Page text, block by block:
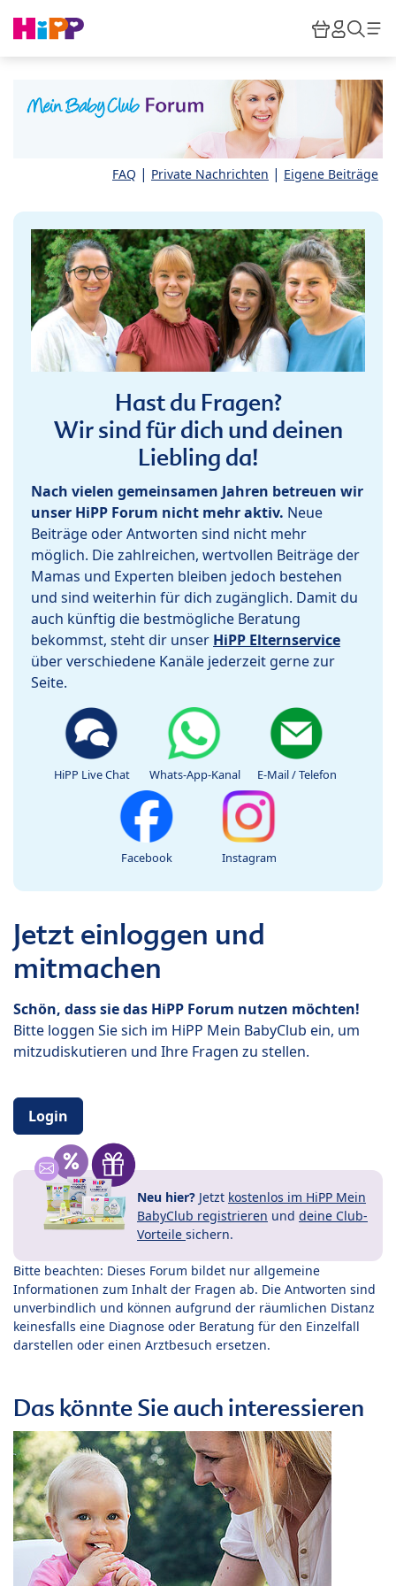
HiPP
FAQ | Private Nachrichten | Eigene Beiträge
Hast du Fragen?
Wir sind für dich und deinen
Liebling da!
Nach vielen gemeinsamen Jahren betreuen wir
unser HiPP Forum nicht mehr aktiv. Neue
Beiträge oder Antworten sind nicht mehr
möglich. Die zahlreichen, wertvollen Beiträge der
Mamas und Experten bleiben jedoch bestehen
und sind weiterhin für dich zugänglich. Damit du
auch künftig die bestmögliche Beratung
bekommst, steht dir unser HiPP Elternservice
über verschiedene Kanäle jederzeit gerne zur
Seite.
HiPP Live Chat Whats-App-Kanal E-Mail / Telefon
Facebook Instagram
Jetzt einloggen und
mitmachen
Schön, dass sie das HiPP Forum nutzen möchten!
Bitte loggen Sie sich im HiPP Mein BabyClub ein, um
mitzudiskutieren und Ihre Fragen zu stellen.
Login
Neu hier? Jetzt kostenlos im HiPP Mein
BabyClub registrieren und deine Club-
Vorteile sichern.
Bitte beachten: Dieses Forum bildet nur allgemeine
Informationen zum Inhalt der Fragen ab. Die Antworten sind
unverbindlich und können aufgrund der räumlichen Distanz
keinesfalls eine Diagnose oder Beratung für den Einzelfall
darstellen oder einen Arztbesuch ersetzen.
Das könnte Sie auch interessieren